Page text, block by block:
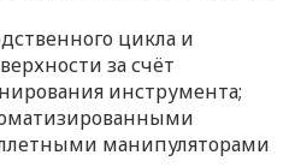
цикла и
за счёт
инструмента;
манипуляторами